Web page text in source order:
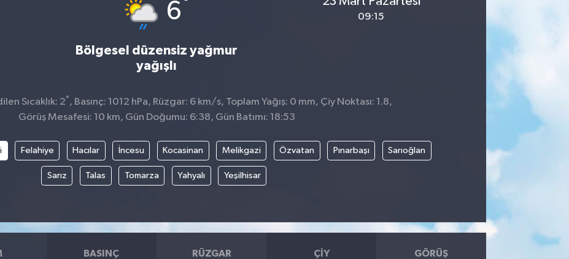
6
Bölgesel düzensiz yağmur
yağışlı
09:15
Sıcaklık: 2° , Basınç: 1012 hPa, Rüzgar: 6 km/s, Toplam Yağış: 0 mm, Çiy Noktası: 1.8,
Görüş Mesafesi: 10 km, Gün Doğumu: 6:38, Gün Batımı: 18:53
Felahiye Hacılar İncesu Kocasinan Melikgazi Özvatan Pınarbaşı Sarıoğlan
Sarız Talas Tomarza Yahyalı Yeşilhisar
BASINÇ RÜZGAR ÇIY GÖRÜŞ